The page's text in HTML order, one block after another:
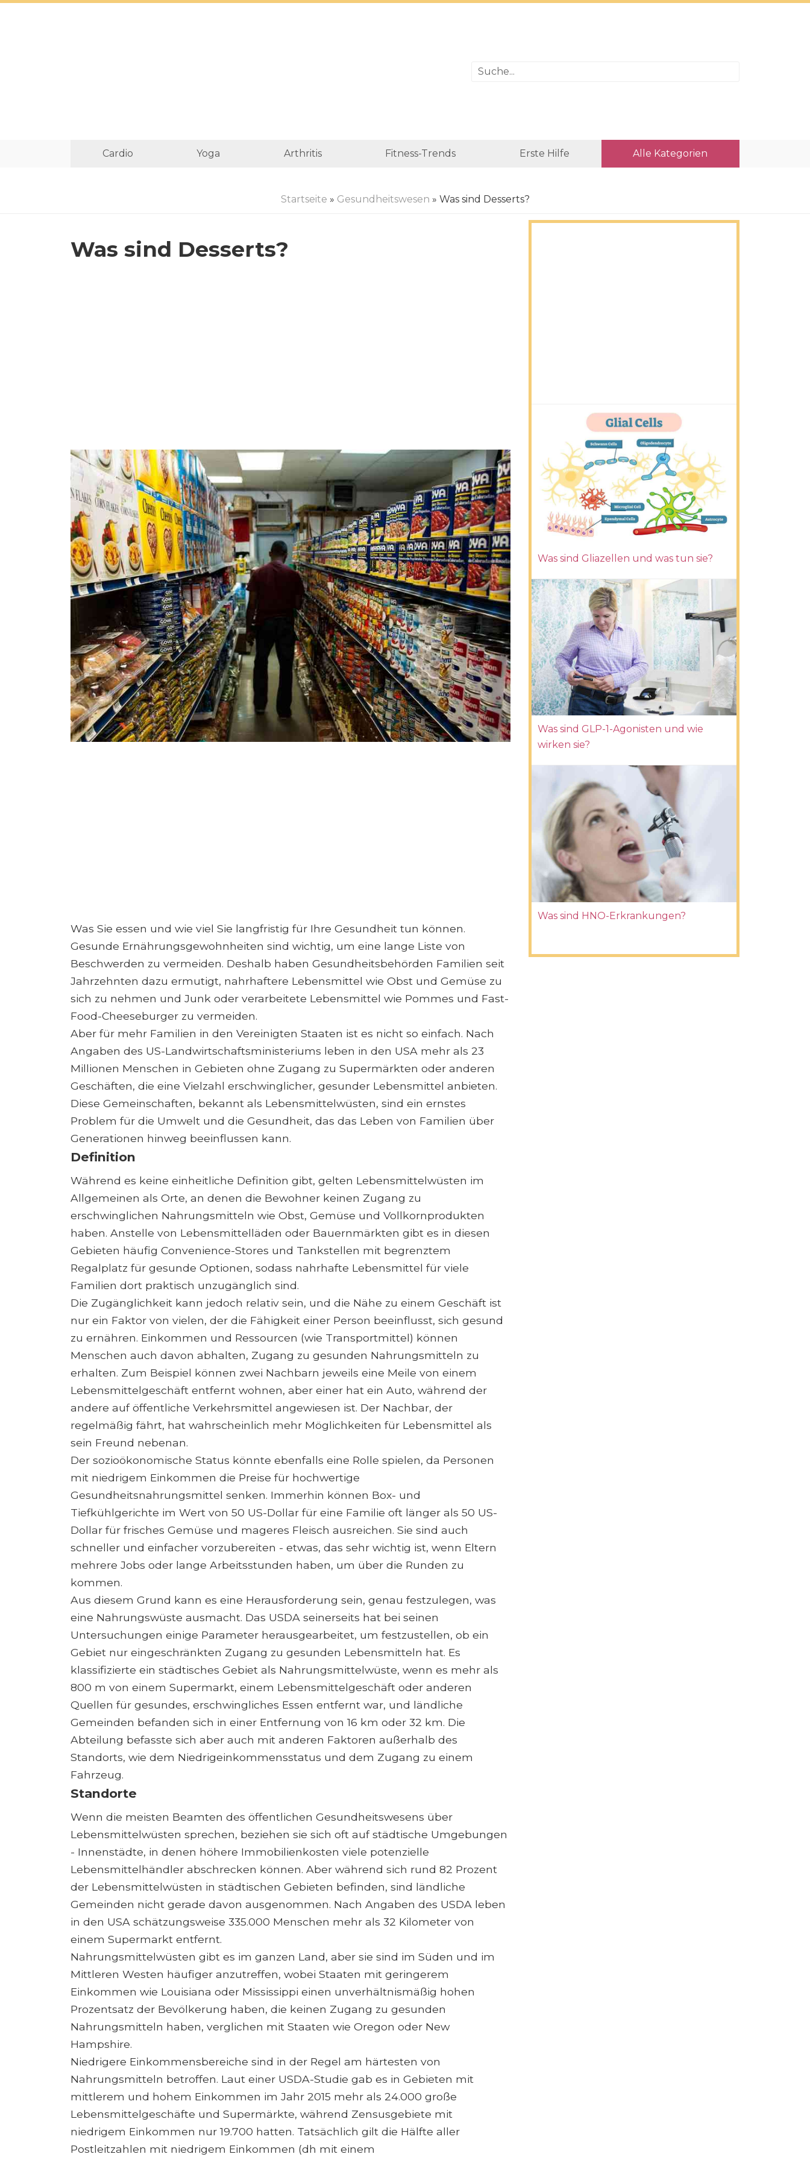
Cardio Yoga Arthritis Fitness-Trends Erste Hilfe Alle Kategorien
Startseite » Gesundheitswesen » Was sind Desserts?
Was sind Desserts?
Was Sie essen und wie viel Sie langfristig für Ihre Gesundheit tun können.
Gesunde Ernährungsgewohnheiten sind wichtig, um eine lange Liste von
Beschwerden zu vermeiden. Deshalb haben Gesundheitsbehörden Familien seit
Jahrzehnten dazu ermutigt, nahrhaftere Lebensmittel wie Obst und Gemüse zu
sich zu nehmen und Junk oder verarbeitete Lebensmittel wie Pommes und Fast-
Food-Cheeseburger zu vermeiden.
Aber für mehr Familien in den Vereinigten Staaten ist es nicht so einfach. Nach
Angaben des US-Landwirtschaftsministeriums leben in den USA mehr als 23
Millionen Menschen in Gebieten ohne Zugang zu Supermärkten oder anderen
Geschäften, die eine Vielzahl erschwinglicher, gesunder Lebensmittel anbieten.
Diese Gemeinschaften, bekannt als Lebensmittelwüsten, sind ein ernstes
Problem für die Umwelt und die Gesundheit, das das Leben von Familien über
Generationen hinweg beeinflussen kann.
Definition
Während es keine einheitliche Definition gibt, gelten Lebensmittelwüsten im
Allgemeinen als Orte, an denen die Bewohner keinen Zugang zu
erschwinglichen Nahrungsmitteln wie Obst, Gemüse und Vollkornprodukten
haben. Anstelle von Lebensmittelläden oder Bauernmärkten gibt es in diesen
Gebieten häufig Convenience-Stores und Tankstellen mit begrenztem
Regalplatz für gesunde Optionen, sodass nahrhafte Lebensmittel für viele
Familien dort praktisch unzugänglich sind.
Die Zugänglichkeit kann jedoch relativ sein, und die Nähe zu einem Geschäft ist
nur ein Faktor von vielen, der die Fähigkeit einer Person beeinflusst, sich gesund
zu ernähren. Einkommen und Ressourcen (wie Transportmittel) können
Menschen auch davon abhalten, Zugang zu gesunden Nahrungsmitteln zu
erhalten. Zum Beispiel können zwei Nachbarn jeweils eine Meile von einem
Lebensmittelgeschäft entfernt wohnen, aber einer hat ein Auto, während der
andere auf öffentliche Verkehrsmittel angewiesen ist. Der Nachbar, der
regelmäßig fährt, hat wahrscheinlich mehr Möglichkeiten für Lebensmittel als
sein Freund nebenan.
Der sozioökonomische Status könnte ebenfalls eine Rolle spielen, da Personen
mit niedrigem Einkommen die Preise für hochwertige
Gesundheitsnahrungsmittel senken. Immerhin können Box- und
Tiefkühlgerichte im Wert von 50 US-Dollar für eine Familie oft länger als 50 US-
Dollar für frisches Gemüse und mageres Fleisch ausreichen. Sie sind auch
schneller und einfacher vorzubereiten - etwas, das sehr wichtig ist, wenn Eltern
mehrere Jobs oder lange Arbeitsstunden haben, um über die Runden zu
kommen.
Aus diesem Grund kann es eine Herausforderung sein, genau festzulegen, was
eine Nahrungswüste ausmacht. Das USDA seinerseits hat bei seinen
Untersuchungen einige Parameter herausgearbeitet, um festzustellen, ob ein
Gebiet nur eingeschränkten Zugang zu gesunden Lebensmitteln hat. Es
klassifizierte ein städtisches Gebiet als Nahrungsmittelwüste, wenn es mehr als
800 m von einem Supermarkt, einem Lebensmittelgeschäft oder anderen
Quellen für gesundes, erschwingliches Essen entfernt war, und ländliche
Gemeinden befanden sich in einer Entfernung von 16 km oder 32 km. Die
Abteilung befasste sich aber auch mit anderen Faktoren außerhalb des
Standorts, wie dem Niedrigeinkommensstatus und dem Zugang zu einem
Fahrzeug.
Standorte
Wenn die meisten Beamten des öffentlichen Gesundheitswesens über
Lebensmittelwüsten sprechen, beziehen sie sich oft auf städtische Umgebungen
- Innenstädte, in denen höhere Immobilienkosten viele potenzielle
Lebensmittelhändler abschrecken können. Aber während sich rund 82 Prozent
der Lebensmittelwüsten in städtischen Gebieten befinden, sind ländliche
Gemeinden nicht gerade davon ausgenommen. Nach Angaben des USDA leben
in den USA schätzungsweise 335.000 Menschen mehr als 32 Kilometer von
einem Supermarkt entfernt.
Nahrungsmittelwüsten gibt es im ganzen Land, aber sie sind im Süden und im
Mittleren Westen häufiger anzutreffen, wobei Staaten mit geringerem
Einkommen wie Louisiana oder Mississippi einen unverhältnismäßig hohen
Prozentsatz der Bevölkerung haben, die keinen Zugang zu gesunden
Nahrungsmitteln haben, verglichen mit Staaten wie Oregon oder New
Hampshire.
Niedrigere Einkommensbereiche sind in der Regel am härtesten von
Nahrungsmitteln betroffen. Laut einer USDA-Studie gab es in Gebieten mit
mittlerem und hohem Einkommen im Jahr 2015 mehr als 24.000 große
Lebensmittelgeschäfte und Supermärkte, während Zensusgebiete mit
niedrigem Einkommen nur 19.700 hatten. Tatsächlich gilt die Hälfte aller
Postleitzahlen mit niedrigem Einkommen (dh mit einem
Was sind Gliazellen und was tun sie?
Was sind GLP-1-Agonisten und wie
wirken sie?
Was sind HNO-Erkrankungen?